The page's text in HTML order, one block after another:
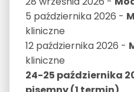
5 października 2026 -
kliniczne
12 października 2026 -
kliniczne
24-25 października